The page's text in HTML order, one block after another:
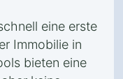
eine erste
Immobilie in
bieten eine